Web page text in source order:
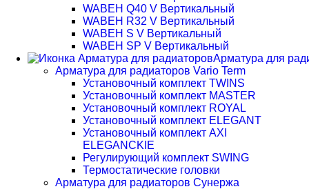
WABEH Q40 V Вертикальный
WABEH R32 V Вертикальный
WABEH S V Вертикальный
WABEH SP V Вертикальный
Арматура для
Арматура для радиаторов Vario Term
Установочный комплект TWINS
Установочный комплект MASTER
Установочный комплект ROYAL
Установочный комплект ELEGANT
Установочный комплект AXI
ELEGANCKIE
Регулирующий комплект SWING
Термостатические головки
Арматура для радиаторов Сунержа